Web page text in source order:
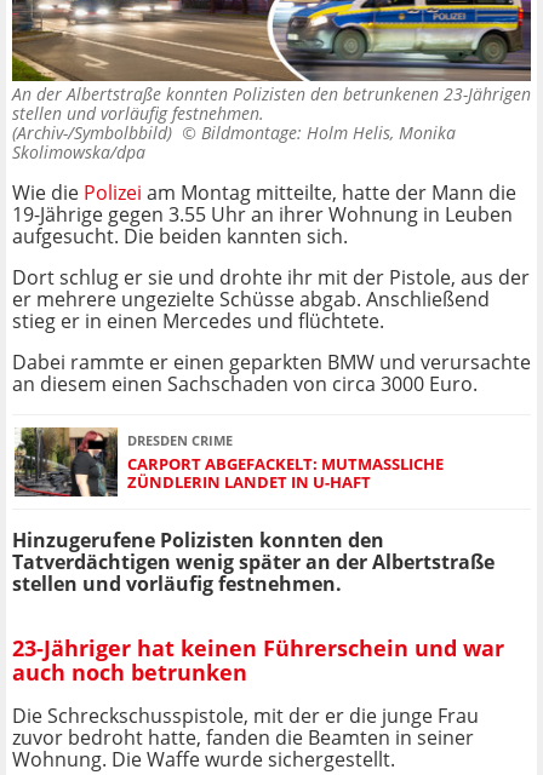
An der Albertstraße konnten Polizisten den betrunkenen 23-Jährigen
stellen und vorläufig festnehmen.
(Archiv-/Symbolbbild) © Bildmontage: Holm Helis, Monika
Skolimowska/dpa
Wie die Polizei am Montag mitteilte, hatte der Mann die
19-Jährige gegen 3.55 Uhr an ihrer Wohnung in Leuben
aufgesucht. Die beiden kannten sich.
Dort schlug er sie und drohte ihr mit der Pistole, aus der
er mehrere ungezielte Schüsse abgab. Anschließend
stieg er in einen Mercedes und flüchtete.
Dabei rammte er einen geparkten BMW und verursachte
an diesem einen Sachschaden von circa 3000 Euro.
DRESDEN CRIME
CARPORT ABGEFACKELT: MUTMASSLICHE Z
ÜNDLERIN LANDET IN U-HAFT
Hinzugerufene Polizisten konnten den
Tatverdächtigen wenig später an der Albertstraße
stellen und vorläufig festnehmen.
23-Jähriger hat keinen Führerschein und war
auch noch betrunken
Die Schreckschusspistole, mit der er die junge Frau
zuvor bedroht hatte, fanden die Beamten in seiner
Wohnung. Die Waffe wurde sichergestellt.